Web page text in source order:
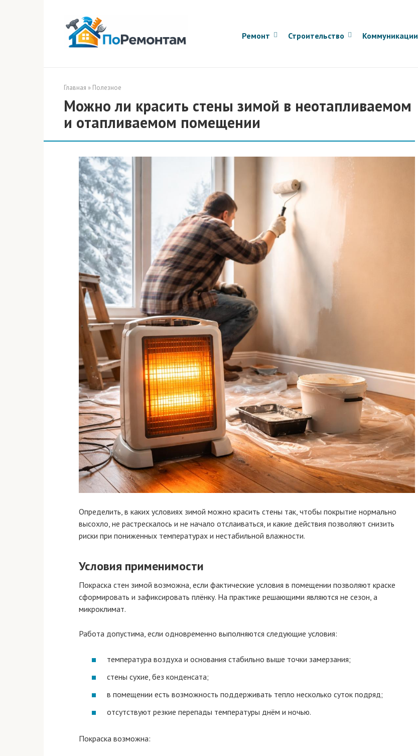
Ремонт Строительство Коммуникации
Главная » Полезное
Можно ли красить стены зимой в неотапливаемом
и отапливаемом помещении
Определить, в каких условиях зимой можно красить стены так, чтобы покрытие нормально
высохло, не растрескалось и не начало отслаиваться, и какие действия позволяют снизить
риски при пониженных температурах и нестабильной влажности.
Условия применимости
Покраска стен зимой возможна, если фактические условия в помещении позволяют краске
сформировать и зафиксировать плёнку. На практике решающими являются не сезон, а
микроклимат.
Работа допустима, если одновременно выполняются следующие условия:
температура воздуха и основания стабильно выше точки замерзания;
стены сухие, без конденсата;
в помещении есть возможность поддерживать тепло несколько суток подряд;
отсутствуют резкие перепады температуры днём и ночью.
Покраска возможна: